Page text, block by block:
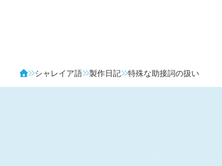
シャレイア語 製作日記 特殊な助接詞の扱い